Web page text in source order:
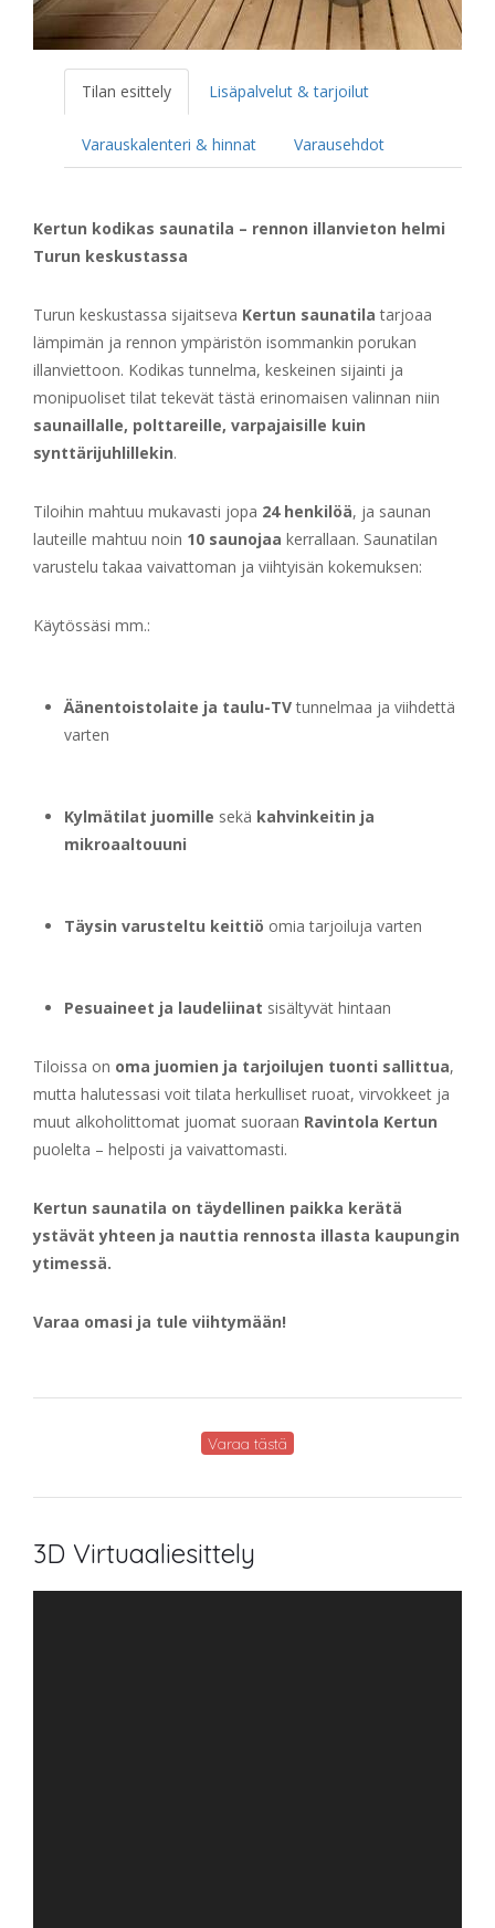
Tilan esittely Lisäpalvelut & tarjoilut
Varauskalenteri & hinnat Varausehdot
Kertun kodikas saunatila – rennon illanvieton helmi
Turun keskustassa
Turun keskustassa sijaitseva Kertun saunatila tarjoaa
lämpimän ja rennon ympäristön isommankin porukan
illanviettoon. Kodikas tunnelma, keskeinen sijainti ja
monipuoliset tilat tekevät tästä erinomaisen valinnan niin
saunaillalle, polttareille, varpajaisille kuin
synttärijuhlillekin.
Tiloihin mahtuu mukavasti jopa 24 henkilöä, ja saunan
lauteille mahtuu noin 10 saunojaa kerrallaan. Saunatilan
varustelu takaa vaivattoman ja viihtyisän kokemuksen:
Käytössäsi mm.:
Äänentoistolaite ja taulu-TVtunnelmaa ja viihdettä
varten
Kylmätilat juomille sekä kahvinkeitin ja
mikroaaltouuni
Täysin varusteltu keittiö omia tarjoiluja varten
Pesuaineet ja laudeliinat sisältyvät hintaan
Tiloissa on oma juomien ja tarjoilujen tuonti sallittua,
mutta halutessasi voit tilata herkulliset ruoat, virvokkeet ja
muut alkoholittomat juomat suoraan Ravintola Kertun
puolelta – helposti ja vaivattomasti.
Kertun saunatila on täydellinen paikka kerätä
ystävät yhteen ja nauttia rennosta illasta kaupungin
ytimessä.
Varaa omasi ja tule viihtymään!
Varaa tästä
3D Virtuaaliesittely